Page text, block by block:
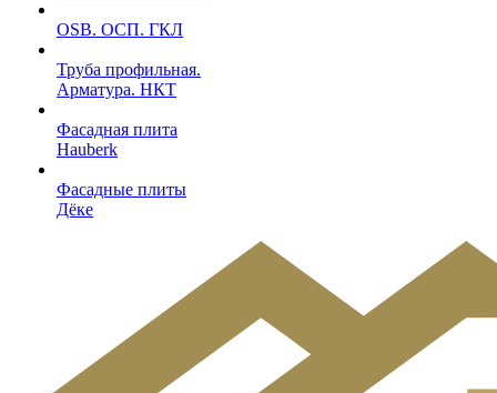
OSB. ОСП. ГКЛ
Труба профильная.
Арматура. НКТ
Фасадная плита
Hauberk
Фасадные плиты
Дёке